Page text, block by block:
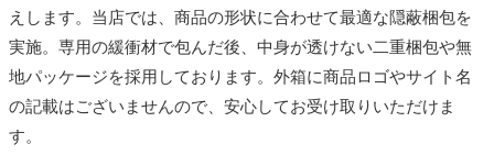
えします。当店では、商品の形状に合わせて最適な隠蔽梱包を
実施。専用の緩衝材で包んだ後、中身が透けない二重梱包や無
地パッケージを採用しております。外箱に商品ロゴやサイト名
の記載はございませんので、安心してお受け取りいただけま
す。